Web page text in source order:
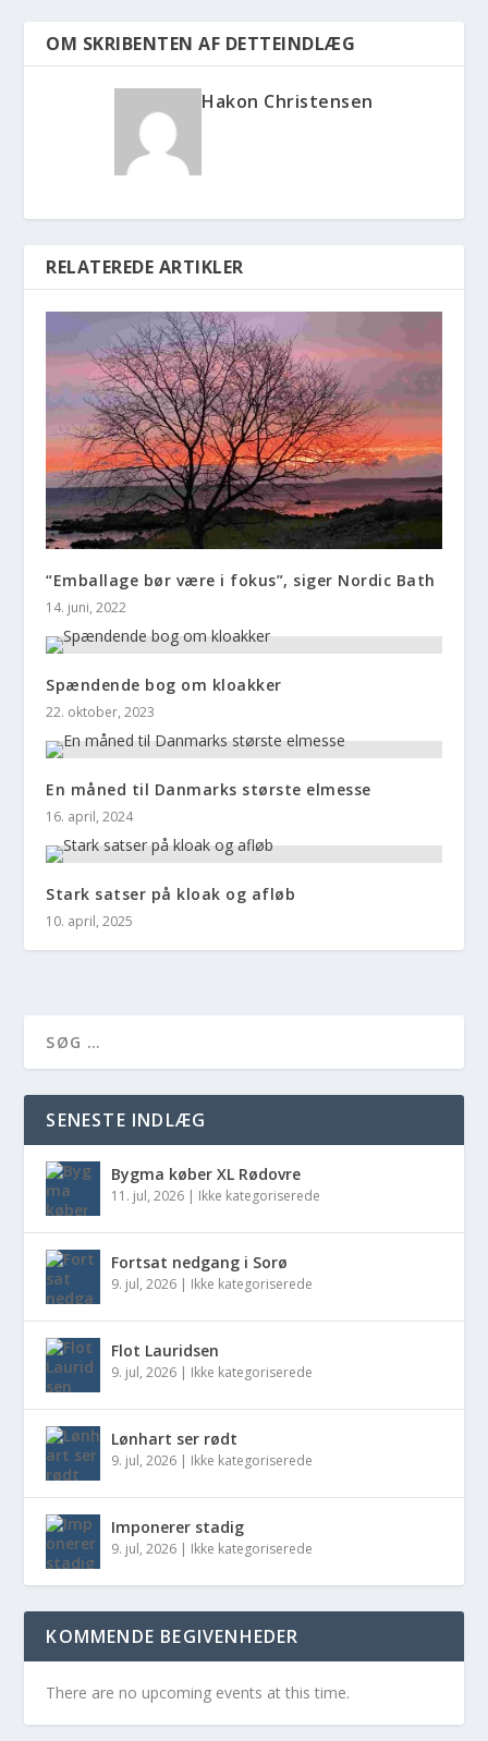
OM SKRIBENTEN AF DETTEINDLÆG
Hakon Christensen
RELATEREDE ARTIKLER
“Emballage bør være i fokus”, siger Nordic Bath
14. juni, 2022
Spændende bog om kloakker
22. oktober, 2023
En måned til Danmarks største elmesse
16. april, 2024
Stark satser på kloak og afløb
10. april, 2025
SENESTE INDLÆG
Bygma køber XL Rødovre
11. jul, 2026 | Ikke kategoriserede
Fortsat nedgang i Sorø
9. jul, 2026 | Ikke kategoriserede
Flot Lauridsen
9. jul, 2026 | Ikke kategoriserede
Lønhart ser rødt
9. jul, 2026 | Ikke kategoriserede
Imponerer stadig
9. jul, 2026 | Ikke kategoriserede
KOMMENDE BEGIVENHEDER
There are no upcoming events at this time.